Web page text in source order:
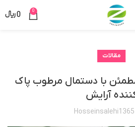
0
0﷼
مقالات
با دستمال مرطوب پاک
آرایش
Hosseinsalehi1365